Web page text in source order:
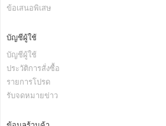
ข้อเสนอพิเสษ
บัญชีผู้ใช้
บัญชีผู้ใช้
ประวัติการสั่งซื้อ
รายการโปรด
รับจดหมายข่าว